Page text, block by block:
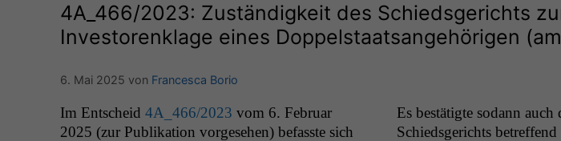
4A_466/2023: Zuständigkeit des Schiedsgerichts
Investorenklage eines Doppelstaatsangehörigen
6. Mai 2025 von Francesca Borio
Im Entscheid 4A_466/2023 vom 6. Feb­ru­ar
2025 (zur Pub­lika­tion vorge­se­hen) befasste sich
Es bestätigte sodann auch
Schieds­gerichts